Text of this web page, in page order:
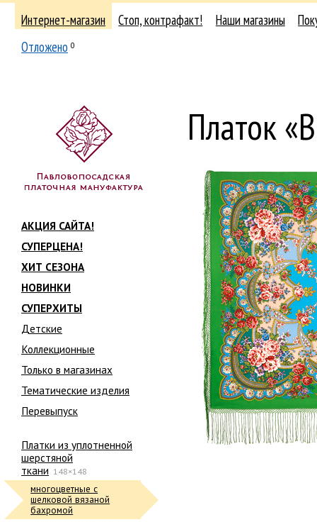
Интернет-магазин Стоп, контрафакт! Наши магазины
Отложено 0
АКЦИЯ САЙТА!
СУПЕРЦЕНА!
ХИТ СЕЗОНА
НОВИНКИ
СУПЕРХИТЫ
Детские
Коллекционные
Только в магазинах
Тематические изделия
Перевыпуск
Платки из уплотненной
шерстяной
ткани 148×148
многоцветные с
шелковой вязаной
бахромой
Платок